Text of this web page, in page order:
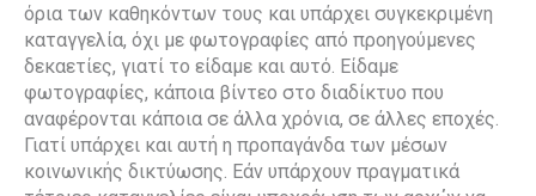
όρια των καθηκόντων τους και υπάρχει συγκεκριμένη
καταγγελία, όχι με φωτογραφίες από προηγούμενες
δεκαετίες, γιατί το είδαμε και αυτό. Είδαμε
φωτογραφίες, κάποια βίντεο στο διαδίκτυο που
αναφέρονται κάποια σε άλλα χρόνια, σε άλλες εποχές.
Γιατί υπάρχει και αυτή η προπαγάνδα των μέσων
κοινωνικής δικτύωσης. Εάν υπάρχουν πραγματικά